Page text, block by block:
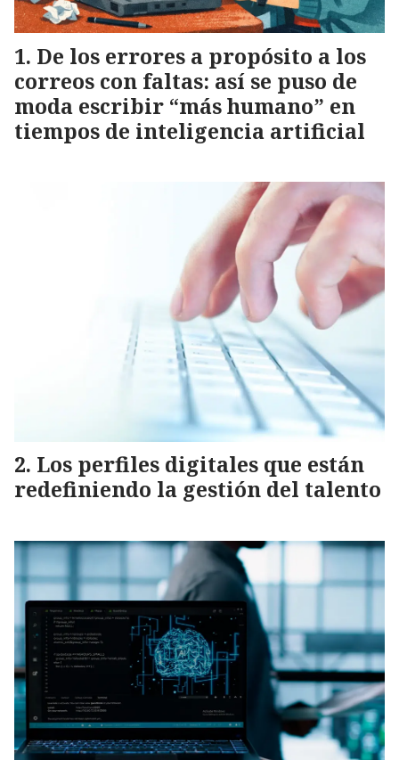
De los errores a propósito a los
correos con faltas: así se puso de
moda escribir “más humano” en
tiempos de inteligencia artificial
Los perfiles digitales que están
redefiniendo la gestión del talento